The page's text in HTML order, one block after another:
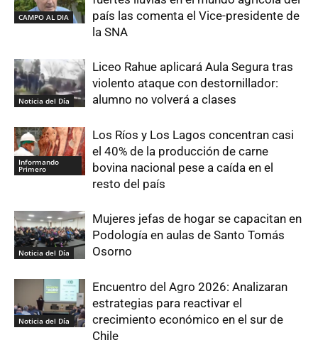
CAMPO AL DIA
país las comenta el Vice-presidente de
la SNA
Noticia del Día
Liceo Rahue aplicará Aula Segura tras
violento ataque con destornillador:
alumno no volverá a clases
Informando
Primero
Los Ríos y Los Lagos concentran casi
el 40% de la producción de carne
bovina nacional pese a caída en el
resto del país
Noticia del Día
Mujeres jefas de hogar se capacitan en
Podología en aulas de Santo Tomás
Osorno
Noticia del Día
Encuentro del Agro 2026: Analizaran
estrategias para reactivar el
crecimiento económico en el sur de
Chile